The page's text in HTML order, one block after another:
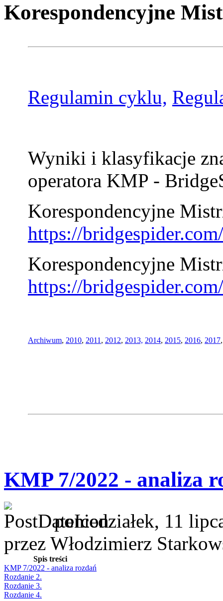
Korespondencyjne
Regulamin cyklu,
Wyniki i klasyfikacje
operatora KMP -
Korespondencyjne
https://
Korespondencyjne
https://
Archiwum, 2010, 2011 , 2012, 2013, 2014, 2015, 2016, 2017
KMP 7/2022 - analiza
poniedziałek, 11
przez Włodzimierz
Spis treści
KMP 7/2022 - analiza rozdań
Rozdanie 2.
Rozdanie 3.
Rozdanie 4.